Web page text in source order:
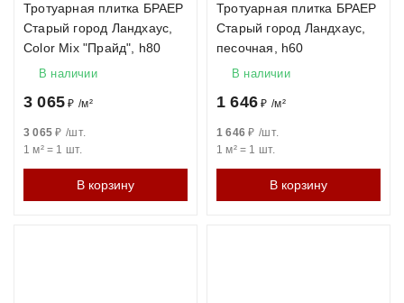
Тротуарная плитка БРАЕР
Старый город Ландхаус,
Color Mix "Прайд", h80
В наличии
3 065 ₽ /м²
3 065 ₽ /шт.
1 м²= 1 шт.
В корзину
Тротуарная плитка БРАЕР
Старый город Ландхаус,
песочная, h60
В наличии
1 646 ₽ /м²
1 646 ₽ /шт.
1 м²= 1 шт.
В корзину